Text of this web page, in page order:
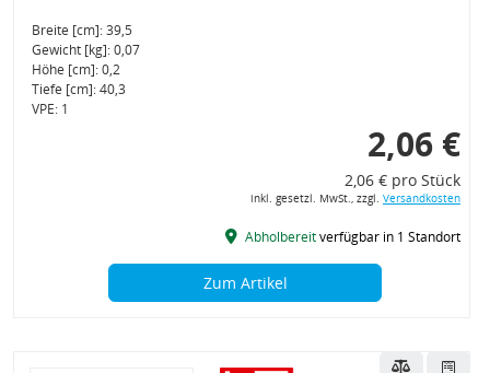
Breite [cm]: 39,5
Gewicht [kg]: 0,07
Höhe [cm]: 0,2
Tiefe [cm]: 40,3
VPE: 1
2,06 €
2,06 € pro Stück
inkl. gesetzl. MwSt., zzgl. Versandkosten
Abholbereitverfügbar in 1 Standort
Zum Artikel